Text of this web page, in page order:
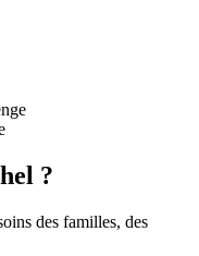
?
des familles, des